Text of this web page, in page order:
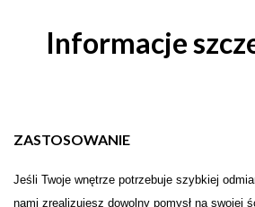
Informacje
ZASTOSOWANIE
Jeś li Twoje wnętrze potrzebuje szybkiej
nami zrealizujesz dowolny pomysł na swojej ś